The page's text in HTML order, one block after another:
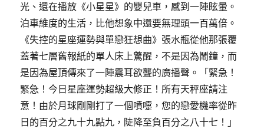
光、還在播放《小星星》的嬰兒車，感到一陣眩暈。
泊車維度的生活，比他想象中還要無理頭一百萬倍。
《失控的星座運勢與單戀狂想曲》張水瓶從他那張覆
蓋著七層舊報紙的單人床上驚醒，不是因為鬧鐘，而
是因為屋頂傳來了一陣震耳欲聾的廣播聲。「緊急！
緊急！今日星座運勢超級大修正！所有天秤座請注
意！由於月球剛剛打了一個噴嚏，您的戀愛機率從昨
日的百分之九十九點九，陡降至負百分之八十七！」